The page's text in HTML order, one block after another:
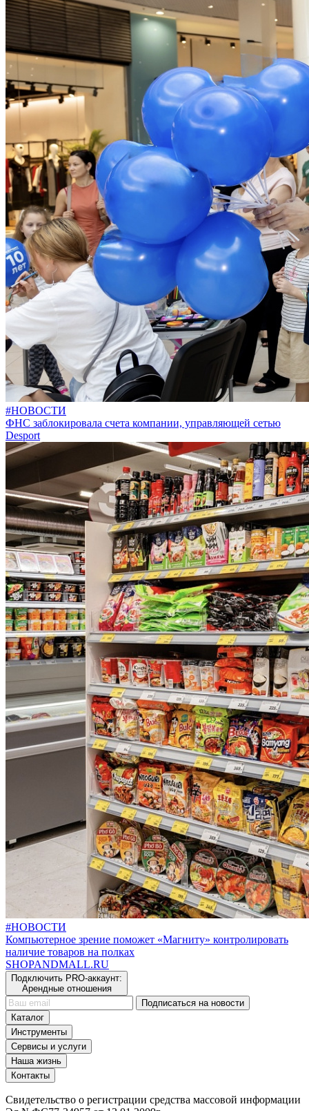
#НОВОСТИ
ФНС заблокировала счета компании, управляющей сетью
Desport
#НОВОСТИ
Компьютерное зрение поможет «Магниту» контролировать
наличие товаров на полках
SHOPANDMALL.RU
Подключить PRO-аккаунт:
Арендные отношения
Подписаться на новости
Каталог
Инструменты
Сервисы и услуги
Наша жизнь
Контакты
Свидетельство о регистрации средства массовой информации